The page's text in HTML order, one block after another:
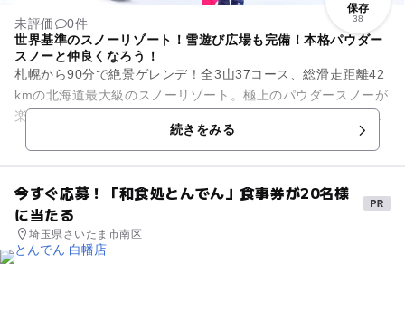
保存
38
未評価
0件
世界基準のスノーリゾート！雪遊び広場も完備！本格パウダー
スノーと仲良くなろう！
札幌から90分で絶景ゲレンデ！全3山37コース、総滑走距離42
kmの北海道最大級のスノーリゾート。極上のパウダースノーが
楽しめる他、迫力満点の犬ぞり・雪上の乗馬散策・スノーモー
続きをみる
今すぐ応募！「和食処とんでん」食事券が20名様
に当たる
埼玉県さいたま市南区